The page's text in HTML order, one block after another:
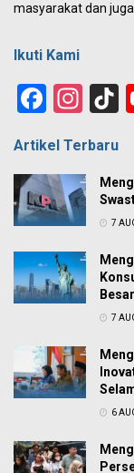
masyarakat dan
Ikuti Kami
Artikel Terbaru
7
7
6